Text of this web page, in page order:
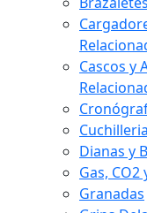
Cascos y
Cuchilleria
Dianas y
Gas,
Granadas